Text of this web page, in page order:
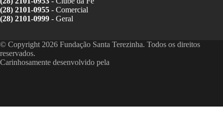
(28) 2101-0955 - Comercial
(28) 2101-0999 - Geral
© Copyright 2026 Fundação Santa Terezinha. Todos os direitos
reservados.
Carinhosamente desenvolvido pela